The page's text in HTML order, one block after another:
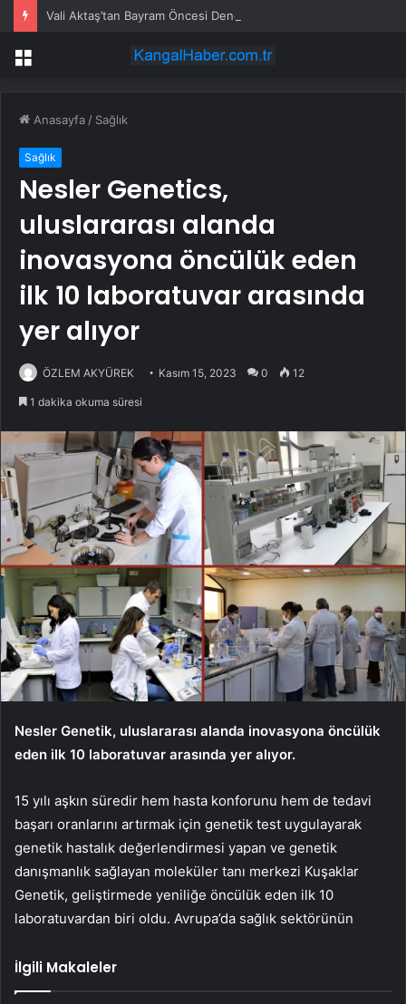
Vali Aktaş’tan Bayram Öncesi Denetim Ziyareti
Menü
Anasayfa / Sağlık
Sağlık
Nesler Genetics,
uluslararası alanda
inovasyona öncülük eden
ilk 10 laboratuvar arasında
yer alıyor
ÖZLEM AKYÜREK Kasım 15, 2023 0 12
1 dakika okuma süresi
Nesler Genetik, uluslararası alanda inovasyona öncülük
eden ilk 10 laboratuvar arasında yer alıyor.
15 yılı aşkın süredir hem hasta konforunu hem de tedavi
başarı oranlarını artırmak için genetik test uygulayarak
genetik hastalık değerlendirmesi yapan ve genetik
danışmanlık sağlayan moleküler tanı merkezi Kuşaklar
Genetik, geliştirmede yeniliğe öncülük eden ilk 10
laboratuvardan biri oldu. Avrupa’da sağlık sektörünün
İlgili Makaleler